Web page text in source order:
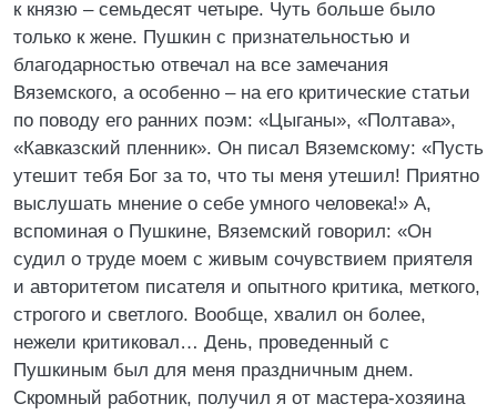
к князю – семьдесят четыре. Чуть больше было
только к жене. Пушкин с признательностью и
благодарностью отвечал на все замечания
Вяземского, а особенно – на его критические статьи
по поводу его ранних поэм: «Цыганы», «Полтава»,
«Кавказский пленник». Он писал Вяземскому: «Пусть
утешит тебя Бог за то, что ты меня утешил! Приятно
выслушать мнение о себе умного человека!» А,
вспоминая о Пушкине, Вяземский говорил: «Он
судил о труде моем с живым сочувствием приятеля
и авторитетом писателя и опытного критика, меткого,
строгого и светлого. Вообще, хвалил он более,
нежели критиковал… День, проведенный с
Пушкиным был для меня праздничным днем.
Скромный работник, получил я от мастера-хозяина